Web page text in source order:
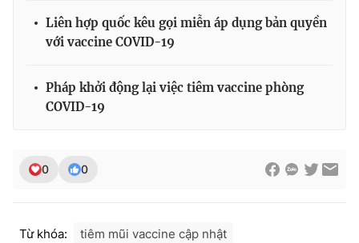
Liên hợp quốc kêu gọi miễn áp dụng bản quyền
với vaccine COVID-19
Pháp khởi động lại việc tiêm vaccine phòng
COVID-19
0 0
Từ khóa:
tiêm mũi vaccine cập nhật